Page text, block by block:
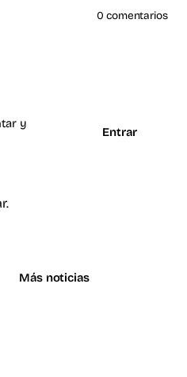
0 comentarios
y
Entrar
Más noticias